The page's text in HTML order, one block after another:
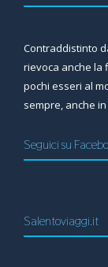
Contraddistinto
rievoca anche la
pochi esseri al
sempre, anche
Seguici su
Salentoviaggi.it